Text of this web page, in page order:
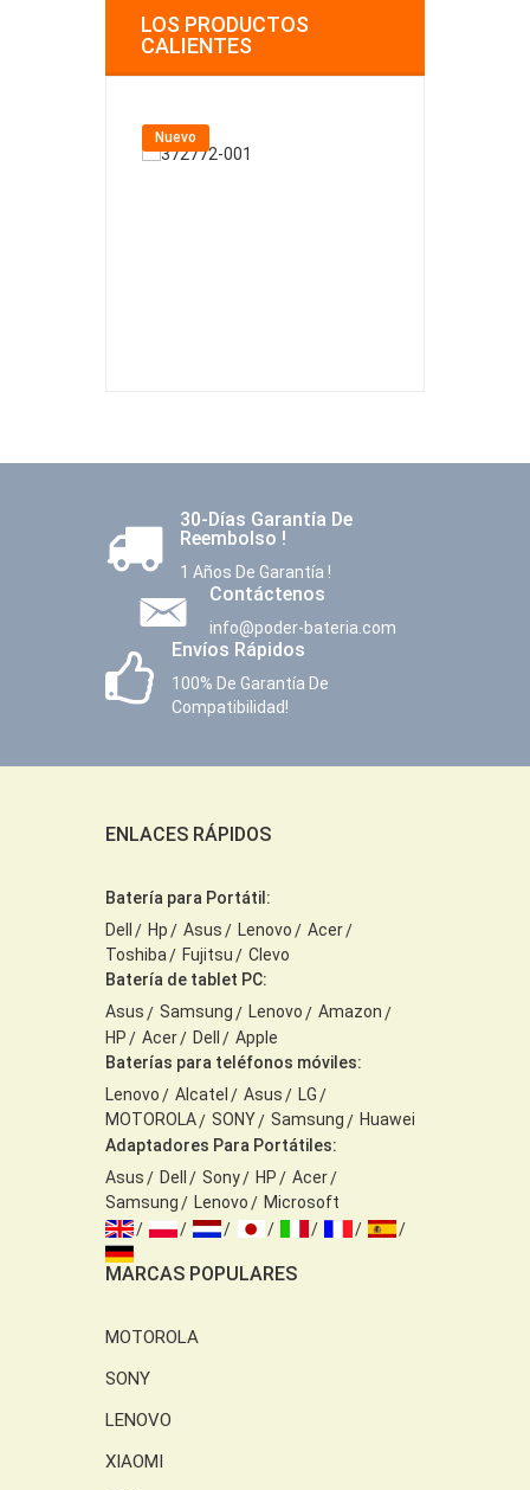
LOS PRODUCTOS
CALIENTES
Nuevo
30-Días Garantía De
Reembolso !
1 Años De Garantía !
Contáctenos
info@poder-bateria.com
Envíos Rápidos
100% De Garantía De
Compatibilidad!
ENLACES RÁPIDOS
Batería para Portátil:
Dell
Hp Asus Lenovo
Acer
Toshiba
Fujitsu
Clevo
Batería de tablet PC:
Asus
Samsung Lenovo
Amazon
HP
Acer Dell
Apple
Baterías para teléfonos móviles:
Lenovo
Alcatel Asus
LG
MOTOROLA
SONY Samsung
Huawei
Adaptadores Para Portátiles:
Asus
Dell Sony HP
Acer
Samsung
Lenovo Microsoft
MARCAS POPULARES
MOTOROLA
SONY
LENOVO
XIAOMI